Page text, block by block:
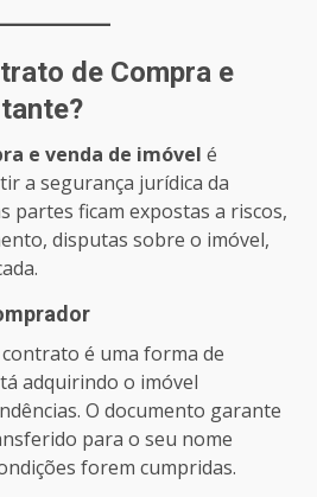
de Compra e
e venda de imóvel é
a segurança jurídica da
partes ficam expostas a riscos,
disputas sobre o imóvel,
é uma forma de
adquirindo o imóvel
O documento garante
para o seu nome
forem cumpridas.